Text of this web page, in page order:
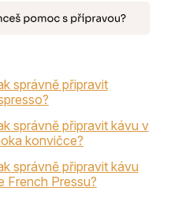
správně připravit
správně připravit kávu v
konvičce?
správně připravit kávu
French Pressu?